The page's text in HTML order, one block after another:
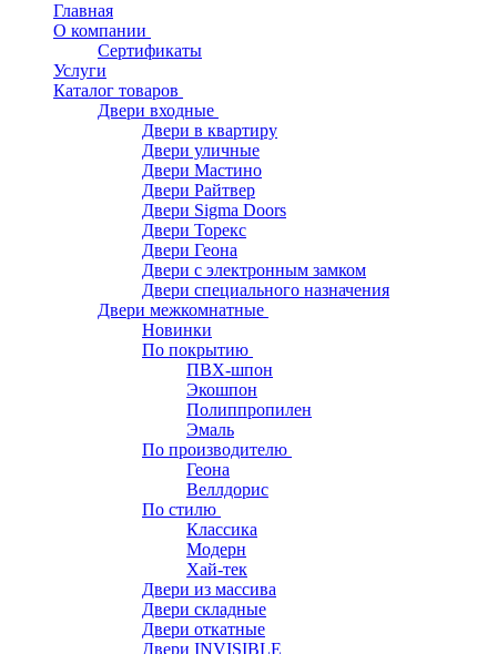
Главная
О компании
Сертификаты
Услуги
Каталог товаров
Двери входные
Двери в квартиру
Двери уличные
Двери Мастино
Двери Райтвер
Двери Sigma Doors
Двери Торекс
Двери Геона
Двери с электронным замком
Двери специального назначения
Двери межкомнатные
Новинки
По покрытию
ПВХ-шпон
Экошпон
Полиппропилен
Эмаль
По производителю
Геона
Веллдорис
По стилю
Классика
Модерн
Хай-тек
Двери из массива
Двери складные
Двери откатные
Двери INVISIBLE